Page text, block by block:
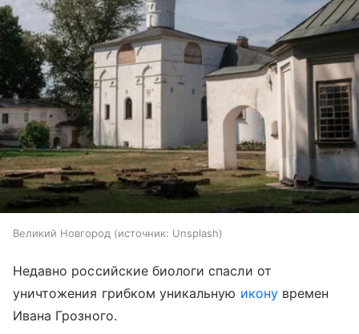
Великий Новгород источник: Unsplash
Недавно российские биологи спасли от
уничтожения грибком уникальную иконувремен
Ивана Грозного.